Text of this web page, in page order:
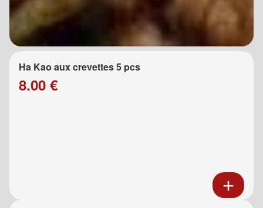
Ha Kao aux crevettes 5 pcs
8.00 €